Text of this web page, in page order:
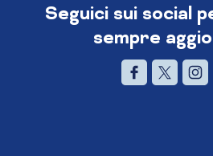
Seguici sui social
sempre